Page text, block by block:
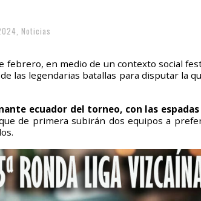
Noticias
febrero, en medio de un contexto social
las legendarias batallas para disputar la
ecuador del torneo, con las
de primera subirán dos equipos a